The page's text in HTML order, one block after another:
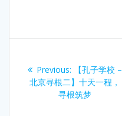
Previous:
【孔子学校 –
北京寻根二】十天一程，
寻根筑梦